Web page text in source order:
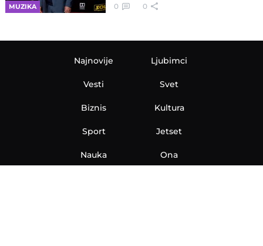
MUZIKA 0 0
Najnovije
Vesti
Biznis
Sport
Nauka
Ljubimci
Svet
Kultura
Jetset
Ona